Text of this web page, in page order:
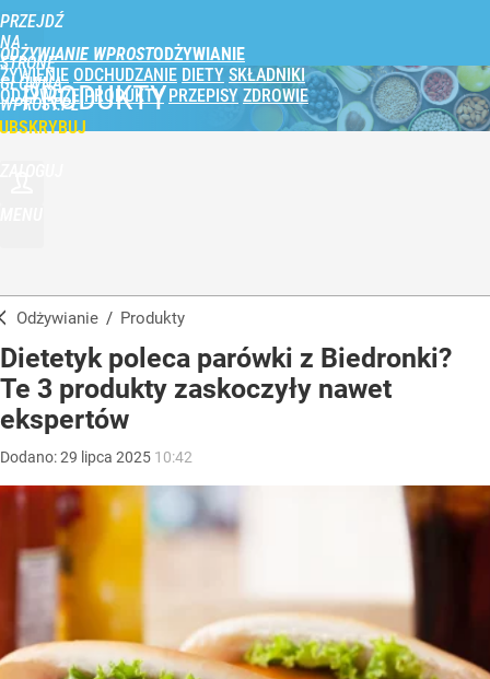
PRZEJDŹ
NA
STRONĘ
GŁÓWNĄ
WPROST.PL
ODŻYWIANIE WPROST
ŻYWIENIE ODCHUDZANIE DIETY SKŁADNIKI
ODŻYWCZE PRODUKTY PRZEPISY ZDROWIE
PRODUKTY
Odżywianie / Produkty
Dietetyk poleca parówki z Biedronki?
Te 3 produkty zaskoczyły nawet
ekspertów
Dodano:29 lipca 2025 10:42